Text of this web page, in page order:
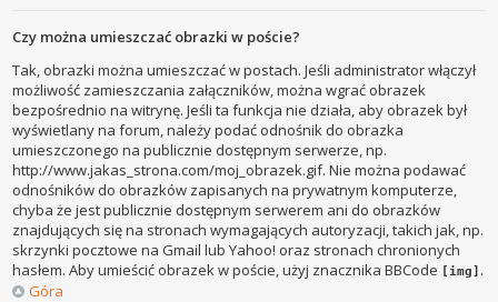
Czy można umieszczać obrazki w poście?
Tak, obrazki można umieszczać w postach. Jeśli administrator włączył
możliwość zamieszczania załączników, można wgrać obrazek
bezpośrednio na witrynę. Jeśli ta funkcja nie działa, aby obrazek był
wyświetlany na forum, należy podać odnośnik do obrazka
umieszczonego na publicznie dostępnym serwerze, np.
http://www.jakas_strona.com/moj_obrazek.gif. Nie można podawać
odnośników do obrazków zapisanych na prywatnym komputerze,
chyba że jest publicznie dostępnym serwerem ani do obrazków
znajdujących się na stronach wymagających autoryzacji, takich jak, np.
skrzynki pocztowe na Gmail lub Yahoo! oraz stronach chronionych
hasłem. Aby umieścić obrazek w poście, użyj znacznika BBCode [img] .
Góra